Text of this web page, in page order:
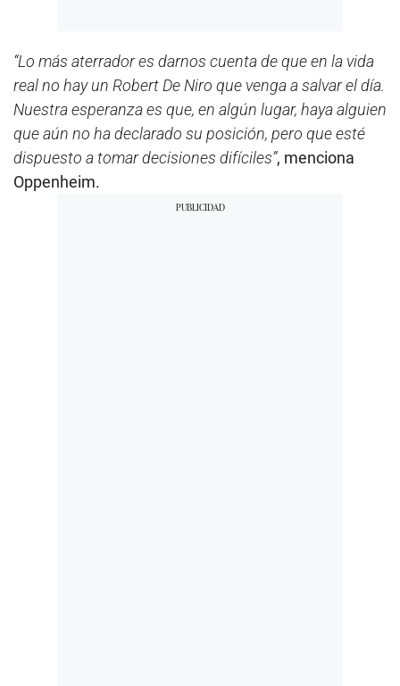
“Lo más aterrador es darnos cuenta de que en la vida
real no hay un Robert De Niro que venga a salvar el día.
Nuestra esperanza es que, en algún lugar, haya alguien
que aún no ha declarado su posición, pero que esté
dispuesto a tomar decisiones difíciles”, menciona
Oppenheim.